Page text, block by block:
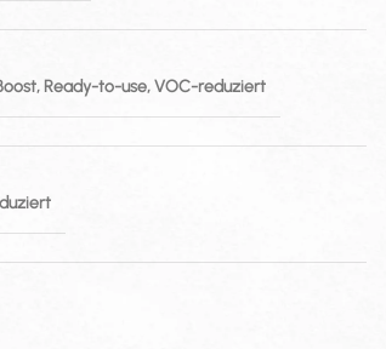
Ready-to-use, VOC-reduziert